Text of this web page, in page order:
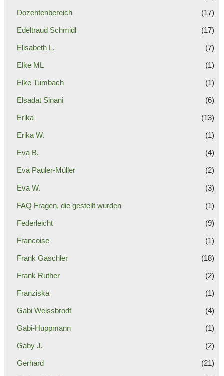
Dozentenbereich (17)
Edeltraud Schmidl (17)
Elisabeth L. (7)
Elke ML (1)
Elke Tumbach (1)
Elsadat Sinani (6)
Erika (13)
Erika W. (1)
Eva B. (4)
Eva Pauler-Müller (2)
Eva W. (3)
FAQ Fragen, die gestellt wurden (1)
Federleicht (9)
Francoise (1)
Frank Gaschler (18)
Frank Ruther (2)
Franziska (1)
Gabi Weissbrodt (4)
Gabi-Huppmann (1)
Gaby J. (2)
Gerhard (21)